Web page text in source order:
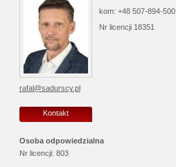
kom: +48 507-894-500
Nr licencji 18351
rafal@sadurscy.pl
Kontakt
Osoba odpowiedzialna
Nr licencji: 803